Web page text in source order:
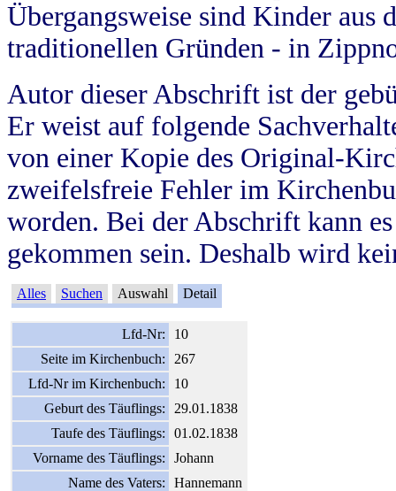
Übergangsweise sind Kinder aus
traditionellen Gründen - in
Autor dieser Abschrift ist der
Er weist auf folgende
von einer Kopie des Original-
zweifelsfreie Fehler im
worden. Bei der Abschrift kann
gekommen sein. Deshalb wird
Alles Suchen Auswahl Detail
Lfd-Nr:
10
Seite im Kirchenbuch:
267
Lfd-Nr im Kirchenbuch:
10
Geburt des Täuflings:
29.01.1838
Taufe des Täuflings:
01.02.1838
Vorname des Täuflings:
Johann
Name des Vaters:
Hannemann